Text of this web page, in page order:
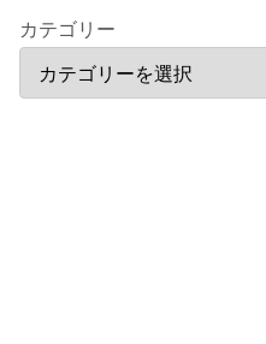
カテゴリー